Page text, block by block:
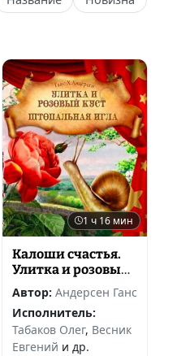
1 ч 16 мин
Калоши счастья.
Улитка и розовый
куст. Штопальная
игла
Автор: Андерсен Ганс
Исполнитель:
Табаков Олег, Весник
Евгений и др.